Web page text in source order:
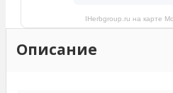
IHerbgroup.ru на карте
Описание